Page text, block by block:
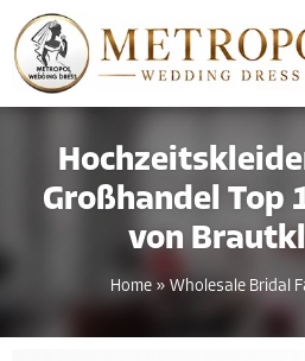
Großhandel Top
von
Home» Wholesale Bridal